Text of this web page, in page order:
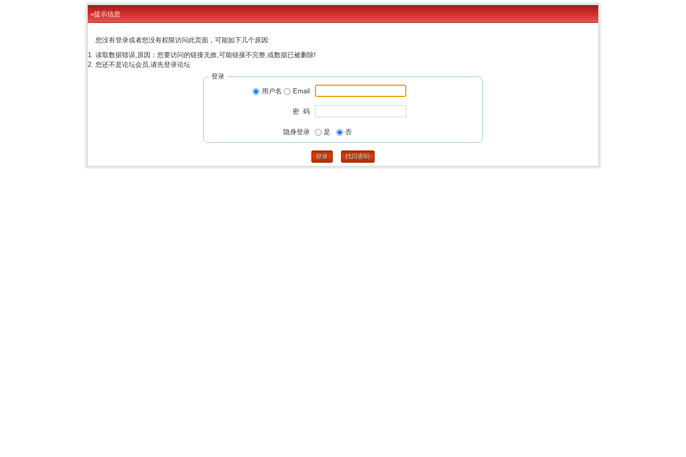
»提示信息
您没有登录或者您没有权限访问此页面，可能如下几个原因:
读取数据错误,原因：您要访问的链接无效,可能链接不完整,或数据已被删除!
您还不是论坛会员,请先登录论坛
登录
用户名
Email
密 码
隐身登录 是 否